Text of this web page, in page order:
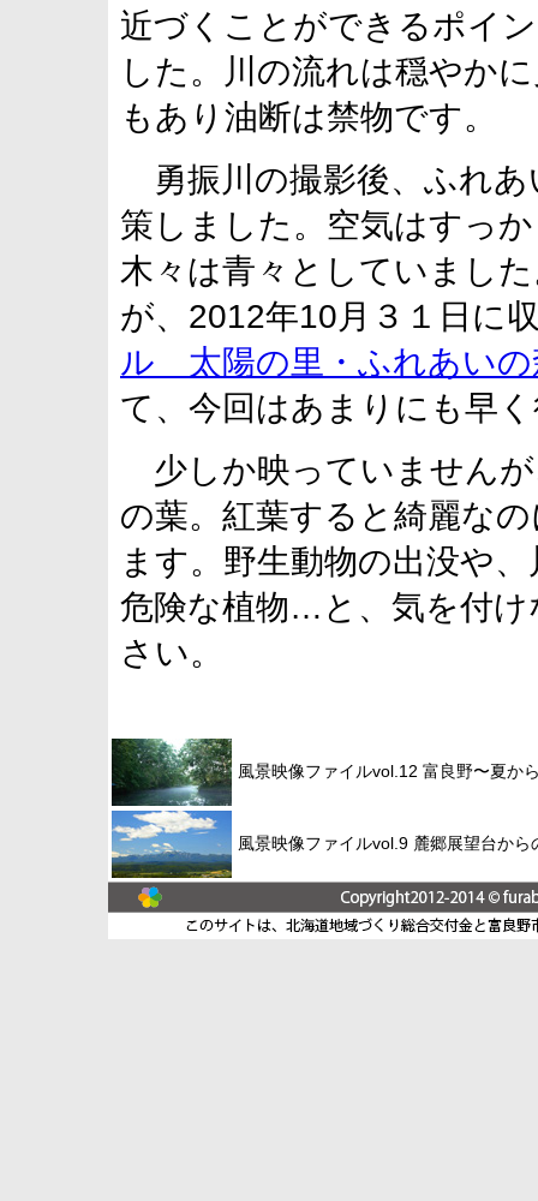
近づくことができるポイ
した。川の流れは穏やか
もあり油断は禁物です。
勇振川の撮影後、ふれあ
策しました。空気はすっ
木々は青々としていまし
が、2012年10月３１日に
ル 太陽の里・ふれあいの
て、今回はあまりにも早
少しか映っていません
の葉。紅葉すると綺麗な
ます。野生動物の出没や
危険な植物…と、気を付
さい。
風景映像ファイルvol.12 富良野〜夏か
風景映像ファイルvol.9 麓郷展望台から